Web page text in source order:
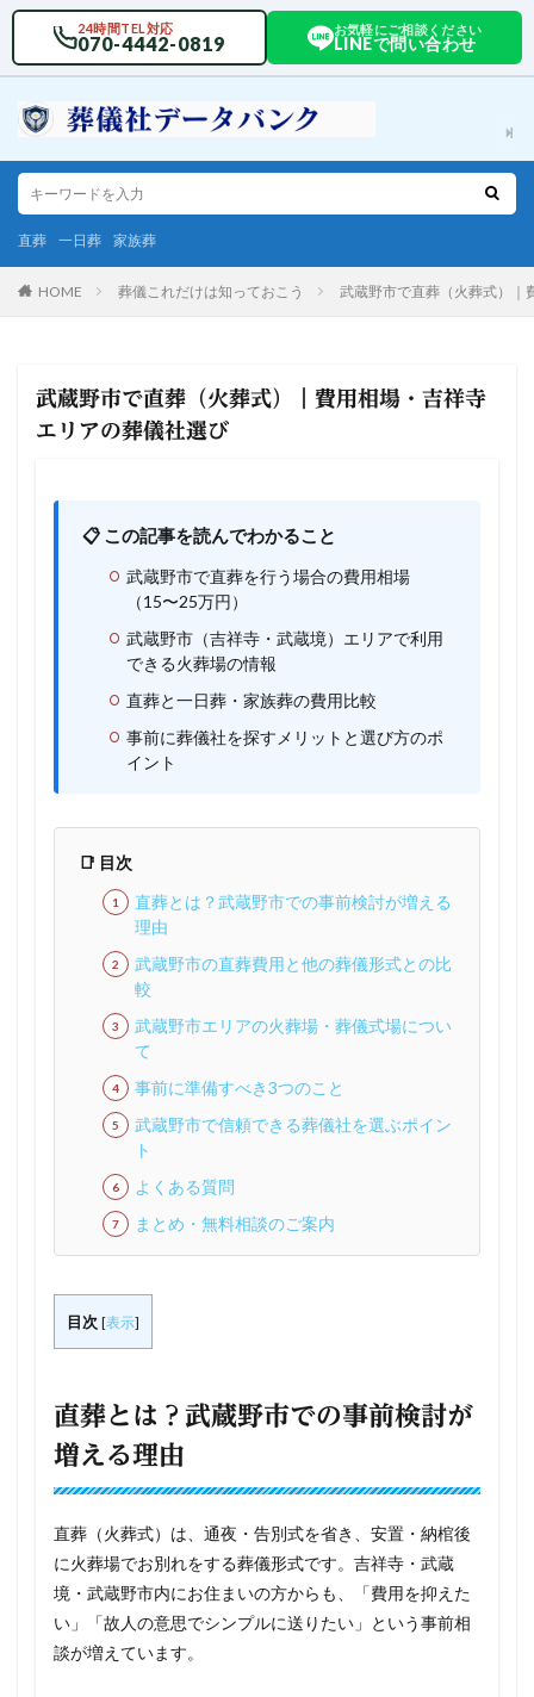
24時間TEL対応
070-4442-0819
お気軽にご相談ください
LINEで問い合わせ
直葬 一日葬 家族葬
HOME 葬儀これだけは知っておこう 武蔵野市で直葬（火葬式）｜
武蔵野市で直葬（火葬式）｜費用相場・吉祥寺
エリアの葬儀社選び
📋 この記事を読んでわかること
武蔵野市で直葬を行う場合の費用相場
（15〜25万円）
武蔵野市（吉祥寺・武蔵境）エリアで利用
できる火葬場の情報
直葬と一日葬・家族葬の費用比較
事前に葬儀社を探すメリットと選び方のポ
イント
📑 目次
直葬とは？武蔵野市での事前検討が増える
理由
武蔵野市の直葬費用と他の葬儀形式との比
較
武蔵野市エリアの火葬場・葬儀式場につい
て
事前に準備すべき3つのこと
武蔵野市で信頼できる葬儀社を選ぶポイン
ト
よくある質問
まとめ・無料相談のご案内
目次 [表示]
直葬とは？武蔵野市での事前検討が
増える理由
直葬（火葬式）は、通夜・告別式を省き、安置・納棺後
に火葬場でお別れをする葬儀形式です。吉祥寺・武蔵
境・武蔵野市内にお住まいの方からも、「費用を抑えた
い」「故人の意思でシンプルに送りたい」という事前相
談が増えています。